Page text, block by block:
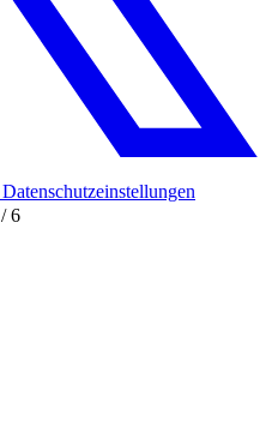
/6
Datenschutzeinstellungen